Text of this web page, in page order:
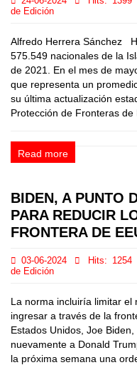
de Edición
Alfredo Herrera Sánchez
575.549 nacionales de la
de 2021. En el mes de
que representa un
su última actualización
Protección de Fronteras de
Read more
BIDEN, A PUNTO
PARA REDUCIR
FRONTERA DE
03-06-2024 Hits: 1254
de Edición
La norma incluiría limitar el
ingresar a través de la
Estados Unidos, Joe
nuevamente a Donald
la próxima semana una